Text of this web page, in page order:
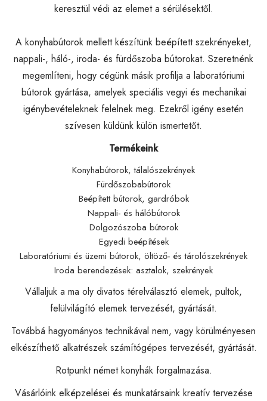
keresztül védi az elemet a sérülésektől.
A konyhabútorok mellett készítünk beépített szekrényeket,
nappali-, háló-, iroda- és fürdőszoba bútorokat. Szeretnénk
megemlíteni, hogy cégünk másik profilja a laboratóriumi
bútorok gyártása, amelyek speciális vegyi és mechanikai
igénybevételeknek felelnek meg. Ezekről igény esetén
szívesen küldünk külön ismertetőt.
Termékeink
Konyhabútorok, tálalószekrények
Fürdőszobabútorok
Beépített bútorok, gardróbok
Nappali- és hálóbútorok
Dolgozószoba bútorok
Egyedi beépítések
Laboratóriumi és üzemi bútorok, öltöző- és tárolószekrények
Iroda berendezések: asztalok, szekrények
Vállaljuk a ma oly divatos térelválasztó elemek, pultok,
felülvilágító elemek tervezését, gyártását.
Továbbá hagyományos technikával nem, vagy körülményesen
elkészíthető alkatrészek számítógépes tervezését, gyártását.
Rotpunkt német konyhák forgalmazása.
Vásárlóink elképzelései és munkatársaink kreatív tervezése